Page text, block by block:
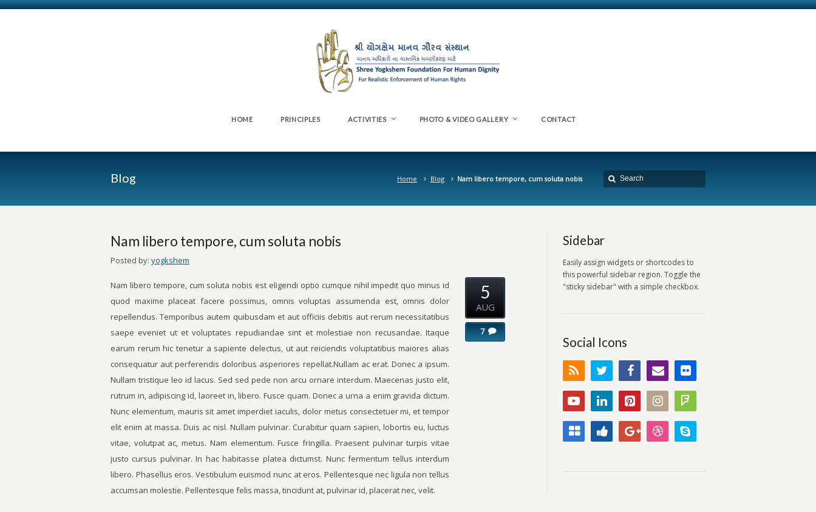
HOME PRINCIPLES ACTIVITIES PHOTO & VIDEO GALLERY CONTACT
Blog Home Blog Nam libero tempore, cum soluta nobis
Nam libero tempore, cum soluta nobis
Posted by: yogkshem
Nam libero tempore, cum soluta nobis est eligendi optio cumque nihil impedit quo minus id
quod maxime placeat facere possimus, omnis voluptas assumenda est, omnis dolor
repellendus. Temporibus autem quibusdam et aut officiis debitis aut rerum necessitatibus
saepe eveniet ut et voluptates repudiandae sint et molestiae non recusandae. Itaque
earum rerum hic tenetur a sapiente delectus, ut aut reiciendis voluptatibus maiores alias
consequatur aut perferendis doloribus asperiores repellat.Nullam ac erat. Donec a ipsum.
Nullam tristique leo id lacus. Sed sed pede non arcu ornare interdum. Maecenas justo elit,
rutrum in, adipiscing id, laoreet in, libero. Fusce quam. Donec a urna a enim gravida dictum.
Nunc elementum, mauris sit amet imperdiet iaculis, dolor metus consectetuer mi, et tempor
elit enim at massa. Duis ac nisl. Nullam pulvinar. Curabitur quam sapien, lobortis eu, luctus
vitae, volutpat ac, metus. Nam elementum. Fusce fringilla. Praesent pulvinar turpis vitae
justo cursus pulvinar. In hac habitasse platea dictumst. Nunc fermentum tellus interdum
libero. Phasellus eros. Vestibulum euismod nunc at eros. Pellentesque nec ligula non tellus
accumsan molestie. Pellentesque felis massa, tincidunt at, pulvinar id, placerat nec, velit.
5
AUG
7
Sidebar
Easily assign widgets or shortcodes to
this powerful sidebar region. Toggle the
"sticky sidebar" with a simple checkbox.
Social Icons